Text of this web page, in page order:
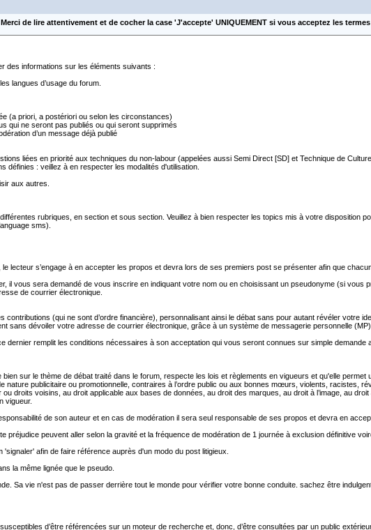
Merci de lire attentivement et de cocher la case 'J'accepte' UNIQUEMENT si vous acceptez les termes